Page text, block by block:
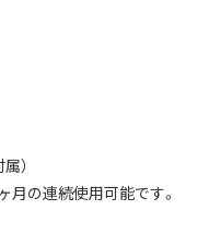
）
の連続使用可能です。